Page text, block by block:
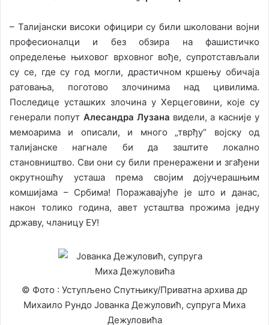
– Талијански високи официри су били школовани војни
професионалци и без обзира на фашистичко
определење њиховог врховног вође, супротстављали
су се, где су год могли, драстичном кршењу обичаја
ратовања, поготово злочинима над цивилима.
Последице усташких злочина у Херцеговини, које су
генерали попут Алесандра Лузана видели, а касније у
мемоарима и описали, и много „тврђу“ војску од
талијанске нагнале би да заштите локално
становништво. Сви они су били пренеражени и згађени
окрутношћу усташа према својим дојучерашњим
комшијама – Србима! Поражавајуће је што и данас,
након толико година, авет усташтва прожима једну
државу, чланицу ЕУ!
© Фото : Уступљено Спутњику/Приватна архива др
Михаило Рундо Јованка Дежуловић, супруга Миха
Дежуловића